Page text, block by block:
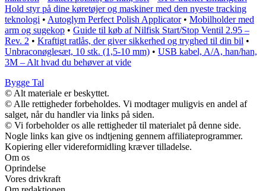
Hold styr på dine køretøjer og maskiner med den nyeste tracking
teknologi • Autoglym Perfect Polish Applicator• Mobilholder med
arm og sugekop • Guide til køb af Nilfisk Start/Stop Ventil 2.95 –
Rev. 2 • Kraftigt ratlås, der giver sikkerhed og tryghed til din bil •
Unbraconøglesæt, 10 stk. (1,5-10 mm) • USB kabel, A/A, han/han,
3M – Alt hvad du behøver at vide
Bygge Tal
© Alt materiale er beskyttet.
© Alle rettigheder forbeholdes. Vi modtager muligvis en andel af
salget, når du handler via links på siden.
© Vi forbeholder os alle rettigheder til materialet på denne side.
Nogle links kan give os indtjening gennem affiliateprogrammer.
Kopiering eller videreformidling kræver tilladelse.
Om os
Oprindelse
Vores drivkraft